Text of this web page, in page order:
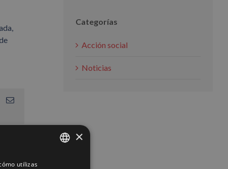
Correo
Categorías
Acción social
Noticias
×
utilizas